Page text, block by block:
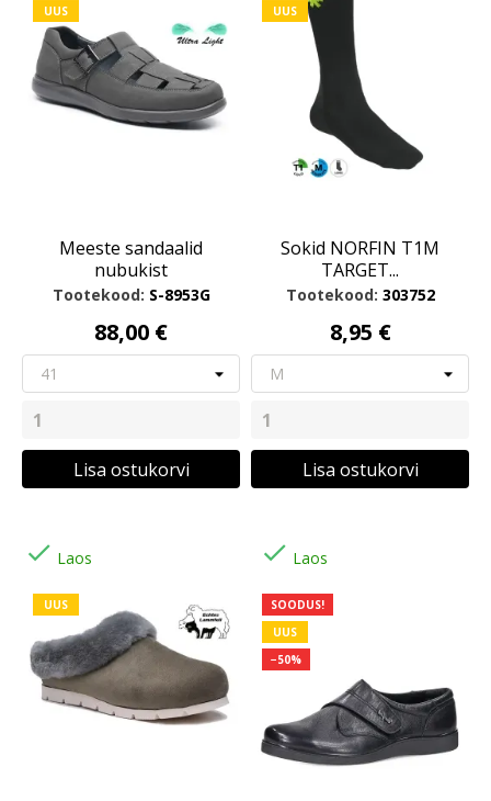
UUS
Meeste sandaalid
nubukist
Tootekood: S-8953G
88,00 €
Lisa ostukorvi
UUS
Sokid NORFIN T1M
TARGET...
Tootekood: 303752
8,95 €
Lisa ostukorvi
 Laos
UUS
 Laos
SOODUS!
UUS
−50%